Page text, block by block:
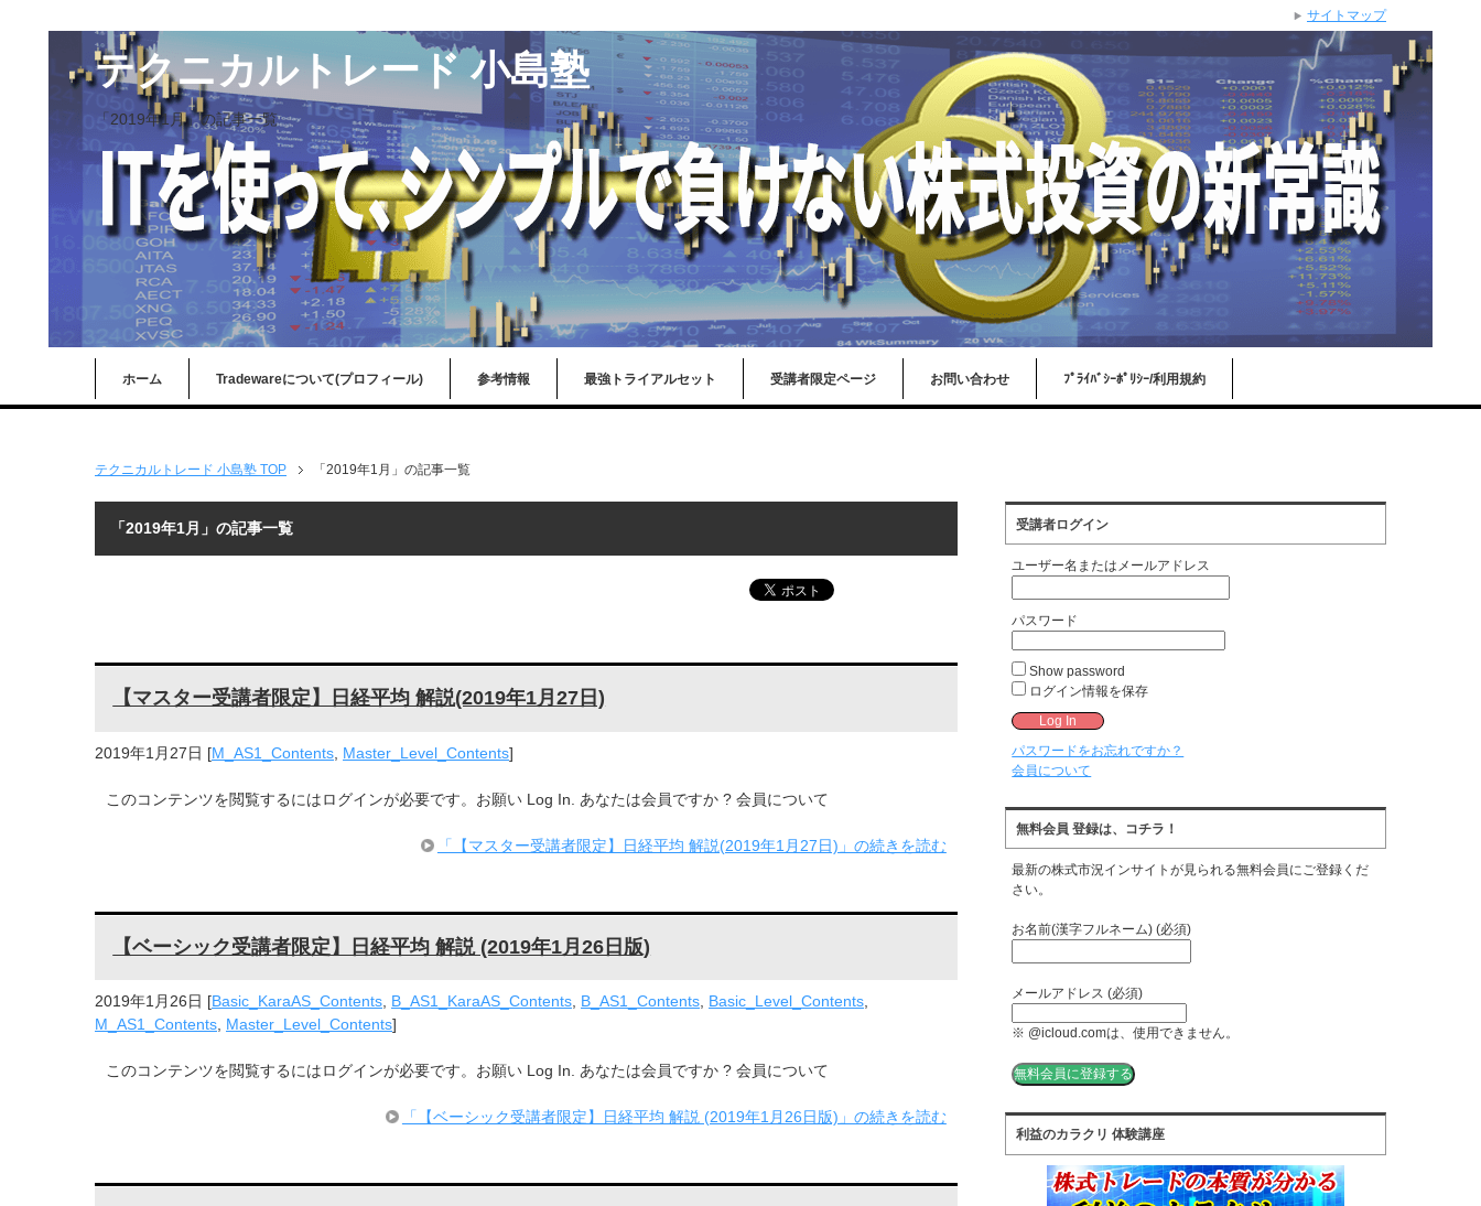
テクニカルトレード 小島塾
「2019年1月」の記事一覧
ホーム Tradewareについて(プロフィール) 参考情報 最強トライアルセット 受講者限定ページ お問い合わせ ﾌﾟﾗｲﾊﾞｼｰﾎﾟﾘｼｰ/利用規約
テクニカルトレード 小島塾 TOP 「2019年1月」の記事一覧
「2019年1月」の記事一覧
【マスター受講者限定】日経平均 解説(2019年1月27日)
2019年1月27日 [M_AS1_Contents Master_Level_Contents]
このコンテンツを閲覧するにはログインが必要です。お願い Log In. あなたは会員ですか ? 会員について
「【マスター受講者限定】日経平均 解説(2019年1月27日)」の続きを読む
【ベーシック受講者限定】日経平均 解説 (2019年1月26日版)
2019年1月26日 [Basic_KaraAS_Contents B_AS1_KaraAS_Contents B_AS1_Contents Basic_Level_Contents
M_AS1_Contents Master_Level_Contents]
このコンテンツを閲覧するにはログインが必要です。お願い Log In. あなたは会員ですか ? 会員について
「【ベーシック受講者限定】日経平均 解説 (2019年1月26日版)」の続きを読む
受講者ログイン
ユーザー名またはメールアドレス
パスワード
Show password
ログイン情報を保存
パスワードをお忘れですか？
会員について
無料会員 登録は、コチラ！
最新の株式市況インサイトが見られる無料会員にご登録くだ
さい。
お名前(漢字フルネーム) (必須)
メールアドレス (必須)
※ @icloud.comは、使用できません。
利益のカラクリ 体験講座
サイトマップ